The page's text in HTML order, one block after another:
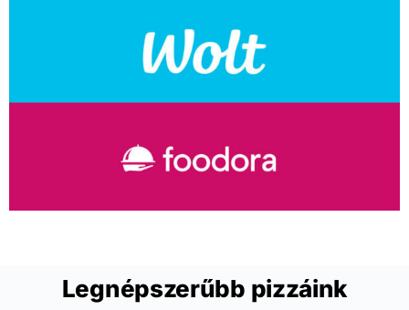
Legnépszerűbb pizzáink